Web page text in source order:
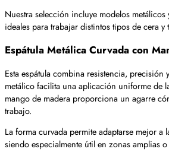
Nuestra selección incluye modelos metálicos
ideales para trabajar distintos tipos de cera
Espátula Metálica Curvada con
Esta espátula combina resistencia,
metálico facilita una aplicación uniforme de
mango de madera proporciona un agarre
trabajo.
La forma curvada permite adaptarse mejor a
siendo especialmente útil en zonas amplias